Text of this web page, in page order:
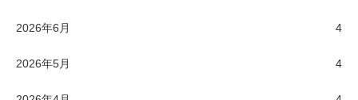
2026年6月 4
2026年5月 4